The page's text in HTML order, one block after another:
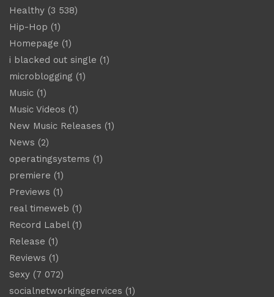
Healthy (3 538)
Hip-Hop (1)
Homepage (1)
i blacked out single (1)
microblogging (1)
Music (1)
Music Videos (1)
New Music Releases (1)
News (2)
operatingsystems (1)
premiere (1)
Previews (1)
real timeweb (1)
Record Label(1)
Release (1)
Reviews (1)
Sexy (7 072)
socialnetworkingservices (1)